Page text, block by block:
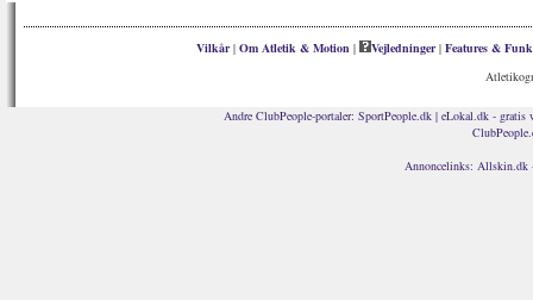
Vilkår| Om Atletik & Motion | Vejledninger| Features &
Andre ClubPeople-portaler: SportPeople.dk| eLokal.dk - gratis
Annoncelinks: Allskin.dk